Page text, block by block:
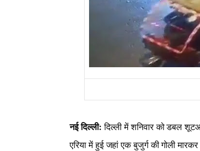
नई दिल्ली: दिल्ली में शनिवार को डबल
एरिया में हुई जहां एक बुजुर्ग की गोली